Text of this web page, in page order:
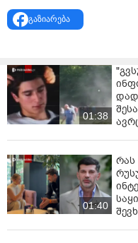
ცნობისთვის, როგორც
პოლიტიკურად
"რაც შეეხება თანხას, ის
საუბარი, იქნება ეს 50
არის ის თანხა,
ჯიბიდან ვიღებთ და
გადასახადის
აქედან გამომდინარე,
შეიძლება შეგვაკავოს,
პრაგმატულ ხარჯვაზე, ეს
ქართველი ხალხის
გადამხდელების მიმართ.
გაზიარება
01:38
01:40
რას